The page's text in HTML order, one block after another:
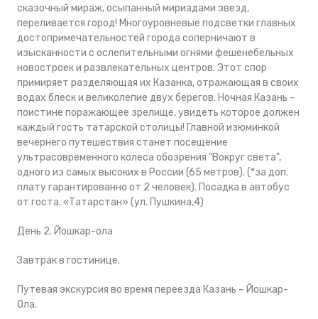
сказочный мираж, осыпанный мириадами звезд,
переливается город! Многоуровневые подсветки главных
достопримечательностей города соперничают в
изысканности с ослепительными огнями фешенебельных
новостроек и развлекательных центров. Этот спор
примиряет разделяющая их Казанка, отражающая в своих
водах блеск и великолепие двух берегов. Ночная Казань –
поистине поражающее зрелище, увидеть которое должен
каждый гость татарской столицы! Главной изюминкой
вечернего путешествия станет посещение
ультрасовременного колеса обозрения "Вокруг света",
одного из самых высоких в России (65 метров). (*за доп.
плату гарантированно от 2 человек). Посадка в автобус
от госта. «Татарстан» (ул. Пушкина,4)
День 2. Йошкар-ола
Завтрак в гостинице.
Путевая экскурсия во время переезда Казань – Йошкар-
Ола.